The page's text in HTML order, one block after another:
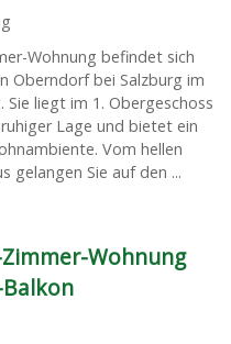
Wohnung befindet sich
Oberndorf bei Salzburg im
Sie liegt im 1. Obergeschoss
Lage und bietet ein
Vom hellen
gelangen Sie auf den ...
Wohnung